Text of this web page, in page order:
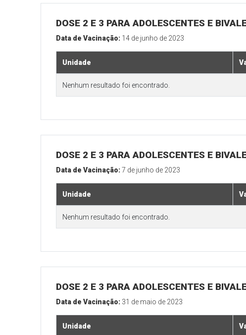
DOSE 2 E 3 PARA ADOLESCENTES E
Data de Vacinação: 14 de junho de 2023
Unidade
Nenhum resultado foi encontrado.
DOSE 2 E 3 PARA ADOLESCENTES E
Data de Vacinação:7 de junho de 2023
Unidade
Nenhum resultado foi encontrado.
DOSE 2 E 3 PARA ADOLESCENTES E
Data de Vacinação: 31 de maio de 2023
Unidade